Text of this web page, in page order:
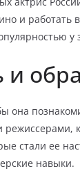
и работать
у
она
режиссерами,
стали ее
навыки.